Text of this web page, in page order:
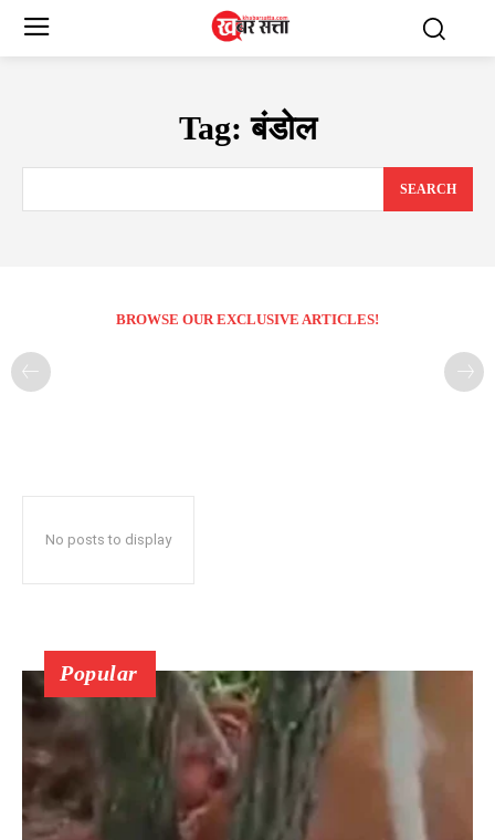
Tag:बंडोल
SEARCH
BROWSE OUR EXCLUSIVE ARTICLES!
No posts to display
Popular